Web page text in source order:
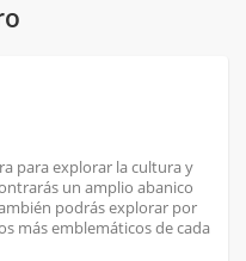
para explorar la cultura y
un amplio abanico
podrás explorar por
más emblemáticos de cada